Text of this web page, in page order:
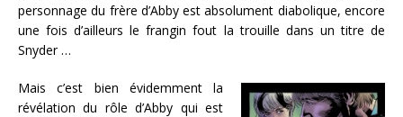
personnage du frère d’Abby est absolument diabolique, encore
une fois d’ailleurs le frangin fout la trouille dans un titre de
Snyder …
Mais c’est bien évidemment la
révélation du rôle d’Abby qui est